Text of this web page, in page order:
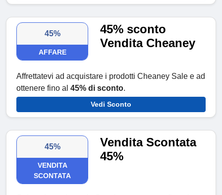
45%
AFFARE
45% sconto
Vendita Cheaney
Affrettatevi ad acquistare i prodotti Cheaney Sale e ad
ottenere fino al 45% di sconto.
Vedi Sconto
45%
VENDITA
SCONTATA
Vendita Scontata
45%